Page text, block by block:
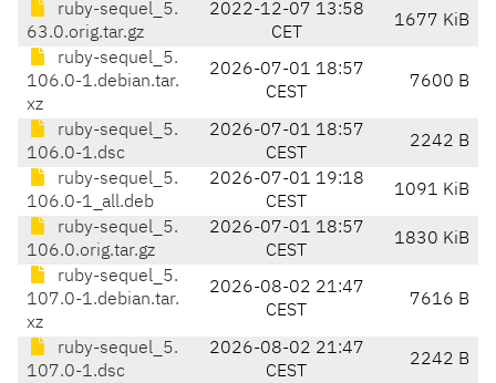
ruby-sequel_5.
63.0.orig.tar.gz
2022-12-07 13:58
CET
1677 KiB
ruby-sequel_5.
106.0-1.debian.tar.
xz
2026-07-01 18:57
CEST
7600 B
ruby-sequel_5.
106.0-1.dsc
2026-07-01 18:57
CEST
2242 B
ruby-sequel_5.
106.0-1_all.deb
2026-07-01 19:18
CEST
1091 KiB
ruby-sequel_5.
106.0.orig.tar.gz
2026-07-01 18:57
CEST
1830 KiB
ruby-sequel_5.
107.0-1.debian.tar.
xz
2026-08-02 21:47
CEST
7616 B
ruby-sequel_5.
107.0-1.dsc
2026-08-02 21:47
CEST
2242 B